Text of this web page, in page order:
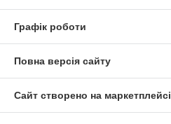
Графік роботи
Повна версія сайту
Сайт створено на маркетплейсі